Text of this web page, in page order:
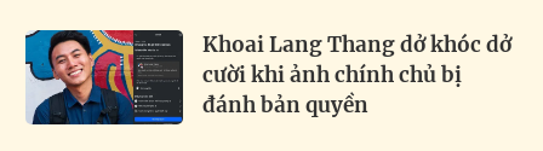
Khoai Lang Thang dở khóc dở
cười khi ảnh chính chủ bị
đánh bản quyền